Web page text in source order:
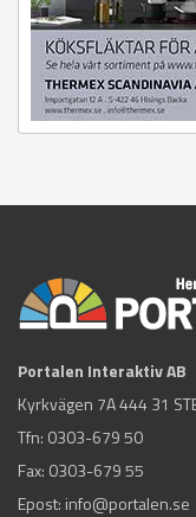
Portalen Interaktiv AB
Kyrkvägen 7A 444 31
Tfn: 0303-679 50
Fax: 0303-679 55
Epost: info@portalen.se